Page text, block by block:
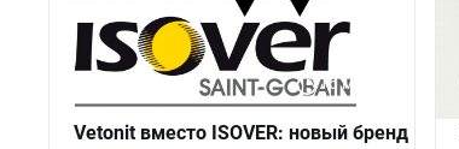
Vetonit вместо ISOVER: новый бренд
16 минут